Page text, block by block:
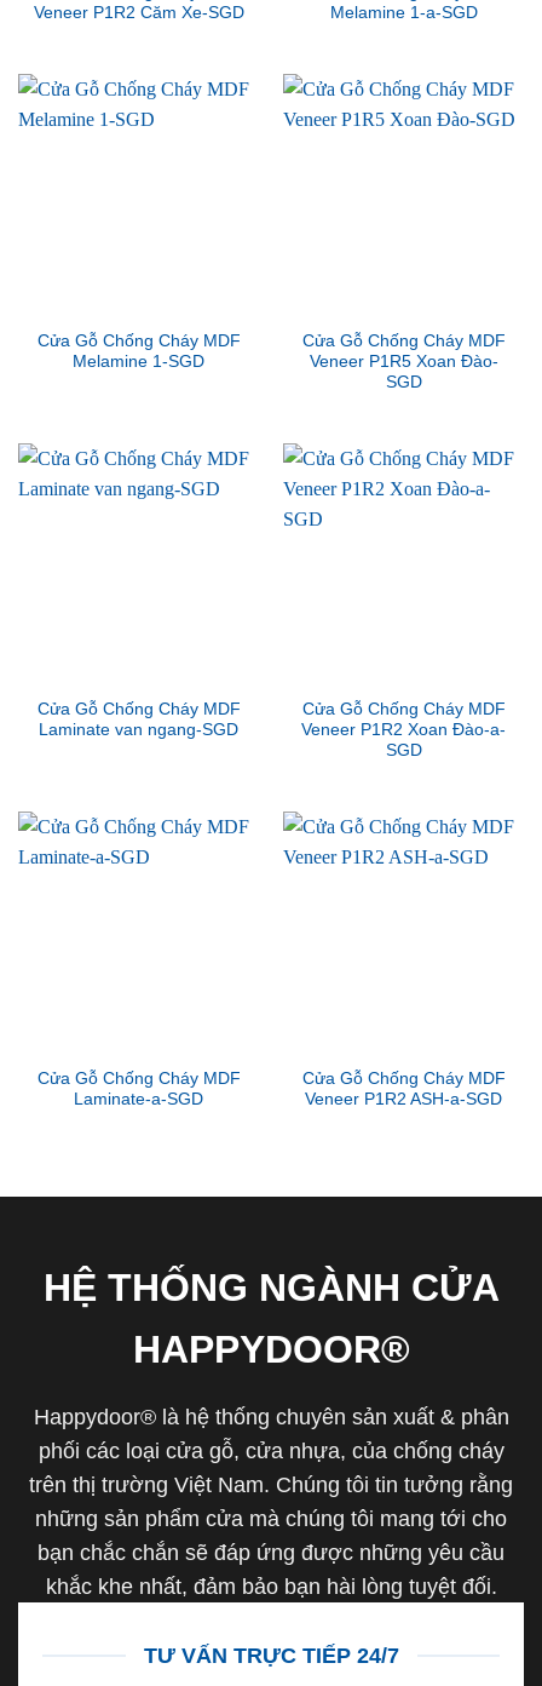
Veneer P1R2 Căm Xe-SGD
Melamine 1-a-SGD
Cửa Gỗ Chống Cháy MDF
Melamine 1-SGD
Cửa Gỗ Chống Cháy MDF
Veneer P1R5 Xoan Đào-
SGD
Cửa Gỗ Chống Cháy MDF
Laminate van ngang-SGD
Cửa Gỗ Chống Cháy MDF
Veneer P1R2 Xoan Đào-a-
SGD
Cửa Gỗ Chống Cháy MDF
Laminate-a-SGD
Cửa Gỗ Chống Cháy MDF
Veneer P1R2 ASH-a-SGD
HỆ THỐNG NGÀNH CỬA
HAPPYDOOR®
Happydoor® là hệ thống chuyên sản xuất & phân
phối các loại cửa gỗ, cửa nhựa, của chống cháy
trên thị trường Việt Nam. Chúng tôi tin tưởng rằng
những sản phẩm cửa mà chúng tôi mang tới cho
bạn chắc chắn sẽ đáp ứng được những yêu cầu
khắc khe nhất, đảm bảo bạn hài lòng tuyệt đối.
TƯ VẤN TRỰC TIẾP 24/7